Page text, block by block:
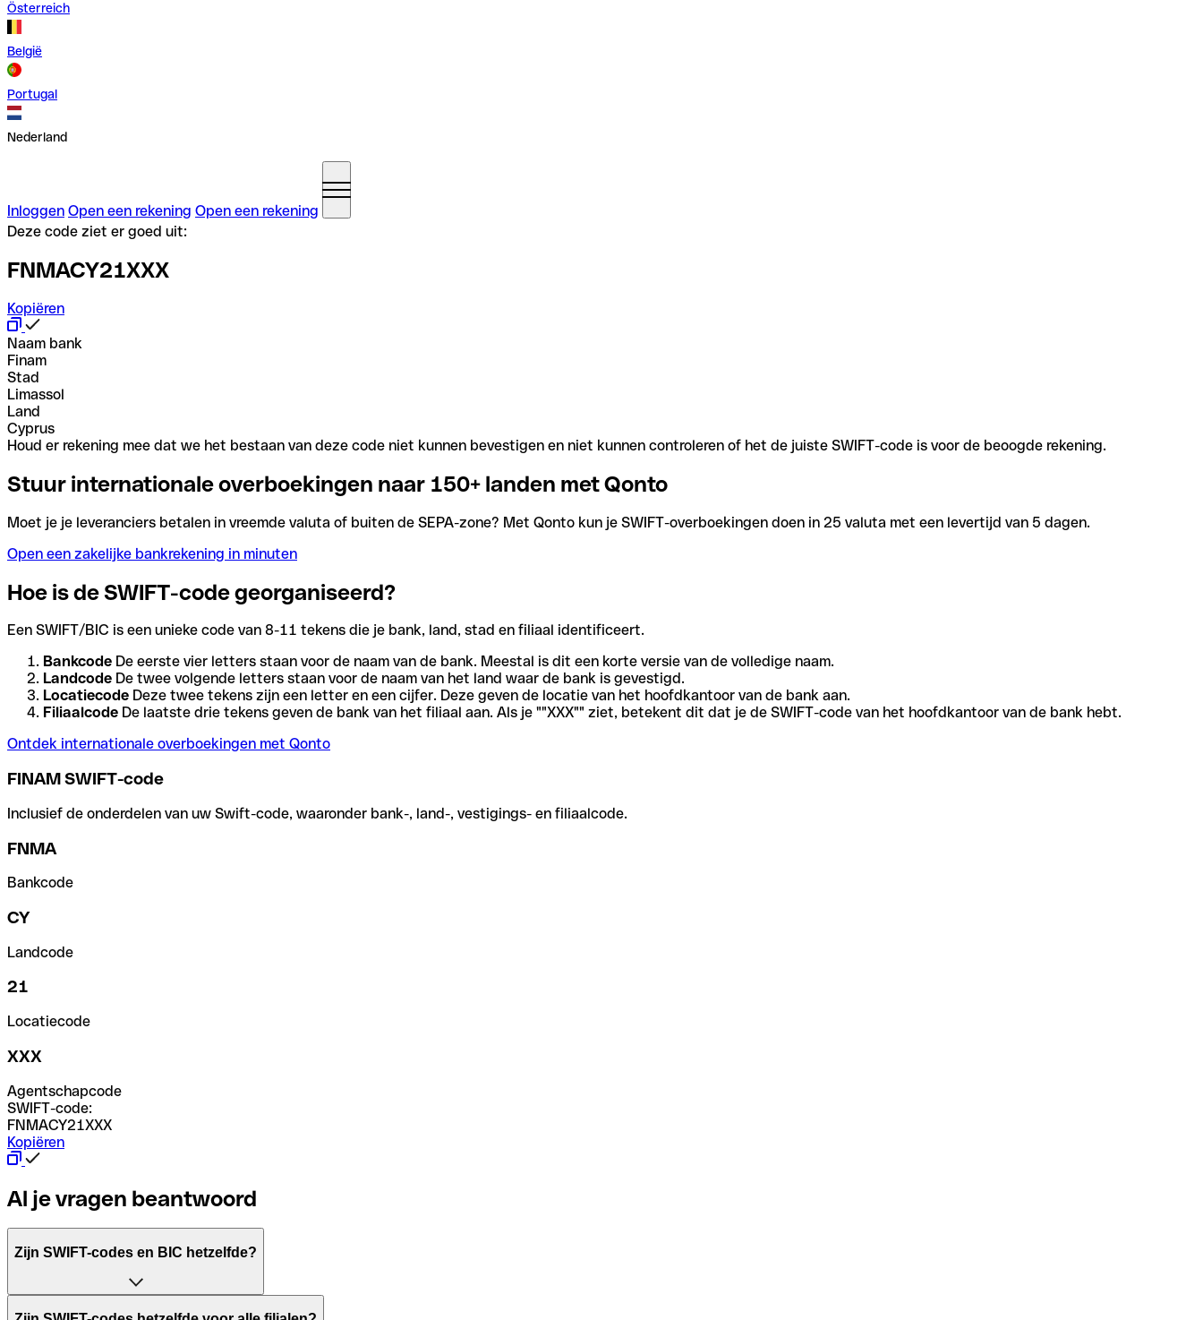
Österreich
België
Portugal
Nederland
Inloggen Open een rekening Open een rekening
Deze code ziet er goed uit:
FNMACY21XXX
Kopiëren
Naam bank
Finam
Stad
Limassol
Land
Cyprus
Houd er rekening mee dat we het bestaan van deze code niet kunnen bevestigen en niet kunnen controleren of het de juiste SWIFT-code is voor de beoogde rekening.
Stuur internationale overboekingen naar 150+ landen met Qonto
Moet je je leveranciers betalen in vreemde valuta of buiten de SEPA-zone? Met Qonto kun je SWIFT-overboekingen doen in 25 valuta met een levertijd van 5 dagen.
Open een zakelijke bankrekening in minuten
Hoe is de SWIFT-code georganiseerd?
Een SWIFT/BIC is een unieke code van 8-11 tekens die je bank, land, stad en filiaal identificeert.
Bankcode De eerste vier letters staan voor de naam van de bank. Meestal is dit een korte versie van de volledige naam.
Landcode De twee volgende letters staan voor de naam van het land waar de bank is gevestigd.
Locatiecode Deze twee tekens zijn een letter en een cijfer. Deze geven de locatie van het hoofdkantoor van de bank aan.
Filiaalcode De laatste drie tekens geven de bank van het filiaal aan. Als je ""XXX"" ziet, betekent dit dat je de SWIFT-code van het hoofdkantoor van de bank hebt.
Ontdek internationale overboekingen met Qonto
FINAM SWIFT-code
Inclusief de onderdelen van uw Swift-code, waaronder bank-, land-, vestigings- en filiaalcode.
FNMA
Bankcode
CY
Landcode
21
Locatiecode
XXX
Agentschapcode
SWIFT-code:
FNMACY21XXX
Kopiëren
Al je vragen beantwoord
Zijn SWIFT-codes en BIC hetzelfde?